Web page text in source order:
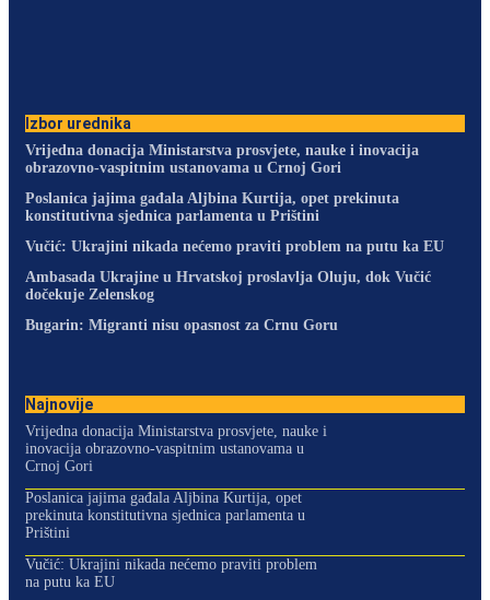
Izbor urednika
Vrijedna donacija Ministarstva prosvjete, nauke i inovacija
obrazovno-vaspitnim ustanovama u Crnoj Gori
Poslanica jajima gađala Aljbina Kurtija, opet prekinuta
konstitutivna sjednica parlamenta u Prištini
Vučić: Ukrajini nikada nećemo praviti problem na putu ka EU
Ambasada Ukrajine u Hrvatskoj proslavlja Oluju, dok Vučić
dočekuje Zelenskog
Bugarin: Migranti nisu opasnost za Crnu Goru
Najnovije
Vrijedna donacija Ministarstva prosvjete, nauke i
inovacija obrazovno-vaspitnim ustanovama u
Crnoj Gori
Poslanica jajima gađala Aljbina Kurtija, opet
prekinuta konstitutivna sjednica parlamenta u
Prištini
Vučić: Ukrajini nikada nećemo praviti problem
na putu ka EU